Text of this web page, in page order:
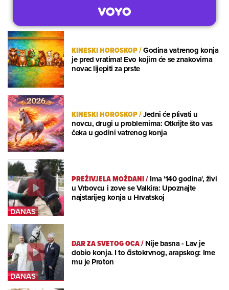
KINESKI HOROSKOP/Godina vatrenog konja
je pred vratima! Evo kojim će se znakovima
novac lijepiti za prste
KINESKI HOROSKOP/Jedni će plivati u
novcu, drugi u problemima: Otkrijte što vas
čeka u godini vatrenog konja
PREŽIVJELA MOŽDANI/Ima '140 godina', živi
u Vrbovcu i zove se Valkira: Upoznajte
najstarijeg konja u Hrvatskoj
DAR ZA SVETOG OCA/Nije basna - Lav je
dobio konja. I to čistokrvnog, arapskog: Ime
mu je Proton